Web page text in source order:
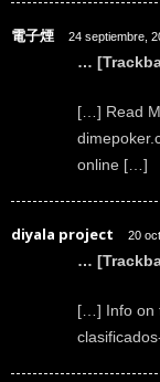
電子煙 24 septiembre,
…
[…] Read
online […]
diyala project 20
…
[…] Info on